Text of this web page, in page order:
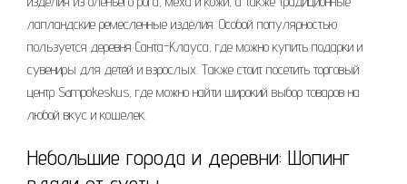
лапландские ремесленные изделия. Особой популярностью
пользуется деревня Санта-Клауса, где можно купить подарки и
сувениры для детей и взрослых. Также стоит посетить торговый
центр Sampokeskus, где можно найти широкий выбор товаров на
любой вкус и кошелек.
Небольшие города и деревни: Шопинг